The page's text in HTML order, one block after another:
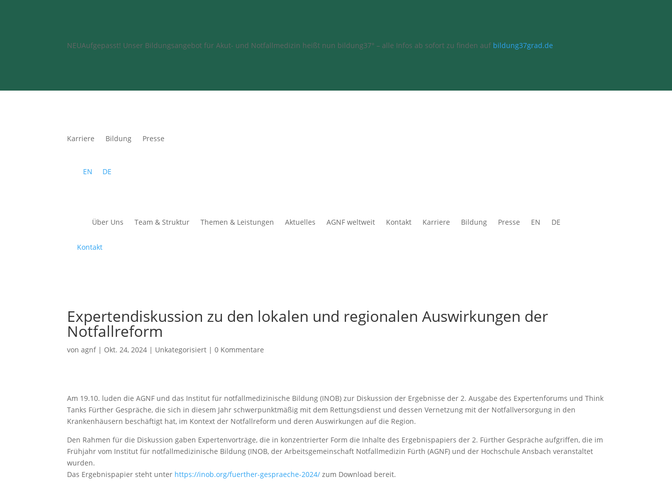
NEUAufgepasst! Unser Bildungsangebot für Akut- und Notfallmedizin heißt nun bildung37° – alle Infos ab sofort zu finden auf bildung37grad.de
Karriere Bildung Presse
EN DE
Über Uns Team & Struktur Themen & Leistungen Aktuelles AGNF weltweit Kontakt Karriere Bildung Presse EN DE
Kontakt
Expertendiskussion zu den lokalen und regionalen Auswirkungen der
Notfallreform
vonagnf| Okt. 24, 2024 | Unkategorisiert |0 Kommentare
Am 19.10. luden die AGNF und das Institut für notfallmedizinische Bildung (INOB) zur Diskussion der Ergebnisse der 2. Ausgabe des Expertenforums und Think
Tanks Fürther Gespräche, die sich in diesem Jahr schwerpunktmäßig mit dem Rettungsdienst und dessen Vernetzung mit der Notfallversorgung in den
Krankenhäusern beschäftigt hat, im Kontext der Notfallreform und deren Auswirkungen auf die Region.
Den Rahmen für die Diskussion gaben Expertenvorträge, die in konzentrierter Form die Inhalte des Ergebnispapiers der 2. Fürther Gespräche aufgriffen, die im
Frühjahr vom Institut für notfallmedizinische Bildung (INOB, der Arbeitsgemeinschaft Notfallmedizin Fürth (AGNF) und der Hochschule Ansbach veranstaltet
wurden.
Das Ergebnispapier steht unter https://inob.org/fuerther-gespraeche-2024/ zum Download bereit.